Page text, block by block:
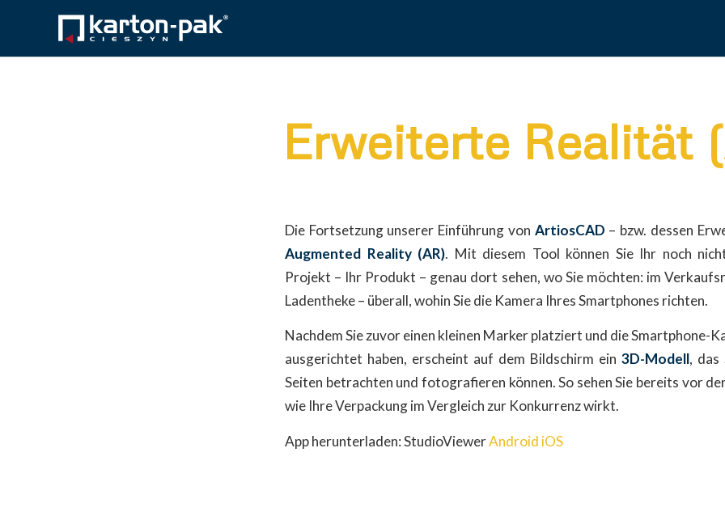
Erweiterte Realität
Die Fortsetzung unserer Einführung von ArtiosCAD – bzw. dessen
Augmented Reality (AR). Mit diesem Tool können Sie Ihr noch
Projekt – Ihr Produkt – genau dort sehen, wo Sie möchten: im
Ladentheke – überall, wohin Sie die Kamera Ihres Smartphones richten.
Nachdem Sie zuvor einen kleinen Marker platziert und die Smartphone-
ausgerichtet haben, erscheint auf dem Bildschirm ein 3D-Modell, das
Seiten betrachten und fotografieren können. So sehen Sie bereits vor
wie Ihre Verpackung im Vergleich zur Konkurrenz wirkt.
App herunterladen: StudioViewerAndroid iOS